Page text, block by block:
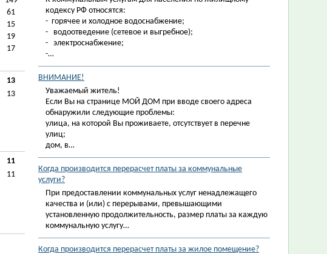
61
15
19
17
13
13
11
11
кодексу РФ относятся:
- горячее и холодное водоснабжение;
- водоотведение (сетевое и выгребное);
- электроснабжение;
-…
ВНИМАНИЕ!
Уважаемый житель!
Если Вы на странице МОЙ ДОМ при вводе своего адреса
обнаружили следующие проблемы:
улица, на которой Вы проживаете, отсутствует в перечне
улиц;
дом, в…
Когда производится перерасчет платы за коммунальные
услуги?
При предоставлении коммунальных услуг ненадлежащего
качества и (или) с перерывами, превышающими
установленную продолжительность, размер платы за каждую
коммунальную услугу…
Когда производится перерасчет платы за жилое помещение?